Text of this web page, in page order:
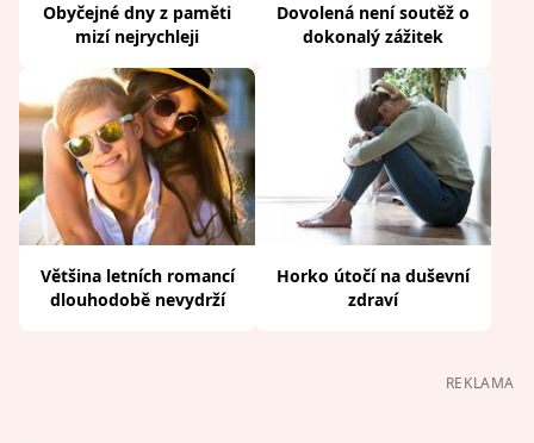
Obyčejné dny z paměti
mizí nejrychleji
Dovolená není soutěž o
dokonalý zážitek
Většina letních romancí
dlouhodobě nevydrží
Horko útočí na duševní
zdraví
REKLAMA